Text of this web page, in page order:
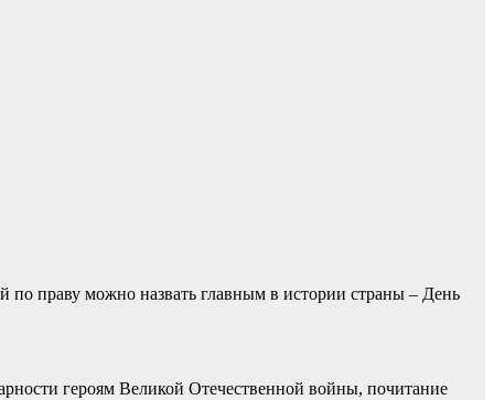
по праву можно назвать главным в истории страны – День
героям Великой Отечественной войны, почитание